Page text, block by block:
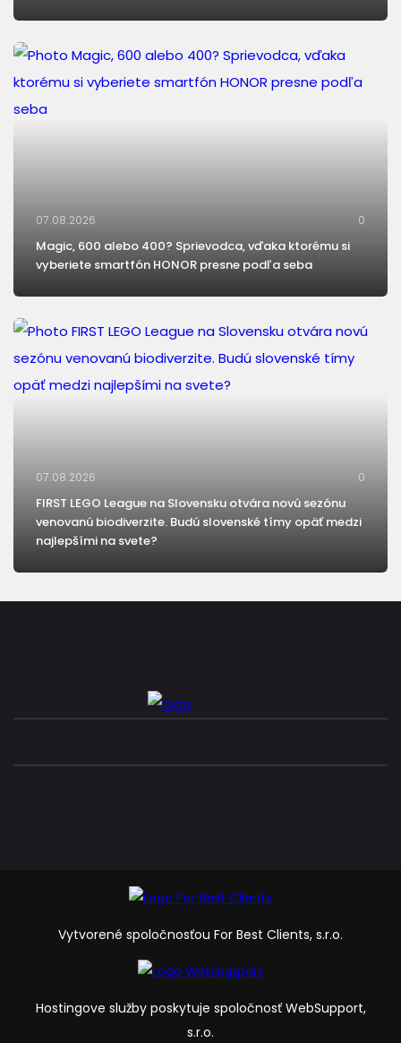
07.08.2026 0
Magic, 600 alebo 400? Sprievodca, vďaka ktorému si
vyberiete smartfón HONOR presne podľa seba
07.08.2026 0
FIRST LEGO League na Slovensku otvára novú sezónu
venovanú biodiverzite. Budú slovenské tímy opäť medzi
najlepšími na svete?
Vytvorené spoločnosťou For Best Clients, s.r.o.
Hostingove služby poskytuje spoločnosť WebSupport,
s.r.o.